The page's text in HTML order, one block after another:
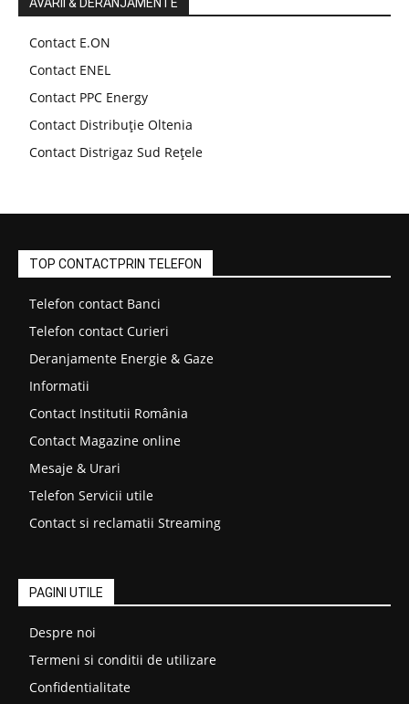
Contact E.ON
Contact ENEL
Contact PPC Energy
Contact Distribuție Oltenia
Contact Distrigaz Sud Rețele
TOP CONTACTPRIN TELEFON
Telefon contact Banci
Telefon contact Curieri
Deranjamente Energie & Gaze
Informatii
Contact Institutii România
Contact Magazine online
Mesaje & Urari
Telefon Servicii utile
Contact si reclamatii Streaming
PAGINI UTILE
Despre noi
Termeni si conditii de utilizare
Confidentialitate